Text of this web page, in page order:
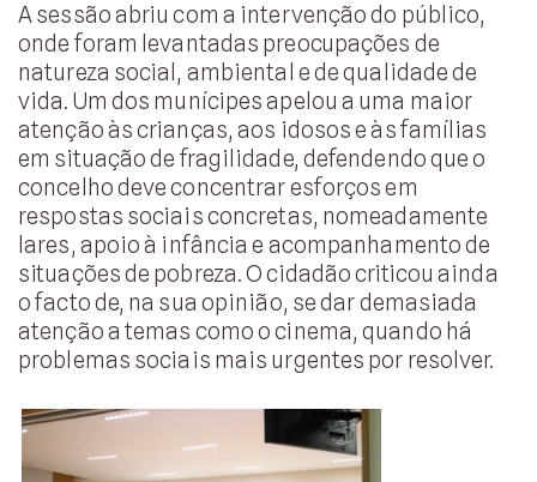
A sessão abriu com a intervenção do público,
onde foram levantadas preocupações de
natureza social, ambiental e de qualidade de
vida. Um dos munícipes apelou a uma maior
atenção às crianças, aos idosos e às famílias
em situação de fragilidade, defendendo que o
concelho deve concentrar esforços em
respostas sociais concretas, nomeadamente
lares, apoio à infância e acompanhamento de
situações de pobreza. O cidadão criticou ainda
o facto de, na sua opinião, se dar demasiada
atenção a temas como o cinema, quando há
problemas sociais mais urgentes por resolver.